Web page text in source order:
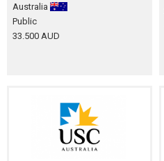
Australia
Public
33.500 AUD